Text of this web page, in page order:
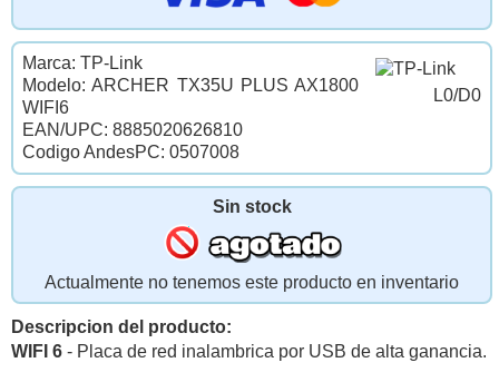
L0/D0
Marca: TP-Link
Modelo: ARCHER TX35U PLUS AX1800
WIFI6
EAN/UPC: 8885020626810
Codigo AndesPC: 0507008
Sin stock
Actualmente no tenemos este producto en inventario
Descripcion del producto:
WIFI 6 - Placa de red inalambrica por USB de alta ganancia.